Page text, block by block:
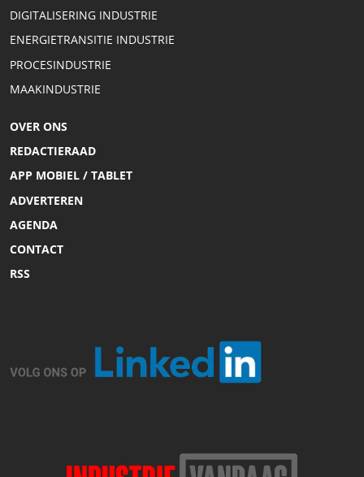
DIGITALISERING INDUSTRIE
ENERGIETRANSITIE INDUSTRIE
PROCESINDUSTRIE
MAAKINDUSTRIE
OVER ONS
REDACTIERAAD
APP MOBIEL / TABLET
ADVERTEREN
AGENDA
CONTACT
RSS